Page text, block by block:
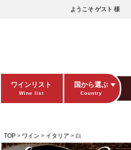
ようこそ ゲスト 様
ワインリスト
Wine list
国から選ぶ
Country
TOP ワイン イタリア 白